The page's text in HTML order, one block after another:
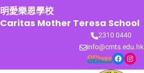
跳
至
主
明愛樂恩學校
Caritas Mother Teresa School
2310 0440
info@cmts.edu.hk
Facebook Instagram